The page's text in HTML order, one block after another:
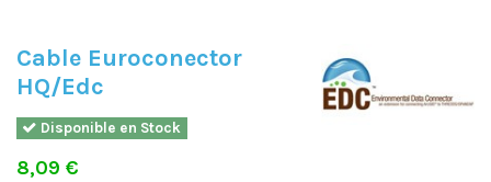
Cable Euroconector
HQ/Edc
Disponible en Stock
8,09 €